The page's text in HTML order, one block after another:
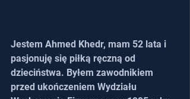
Jestem Ahmed Khedr, mam 52 lata i
pasjonuję się piłką ręczną od
dzieciństwa. Byłem zawodnikiem
przed ukończeniem Wydziału